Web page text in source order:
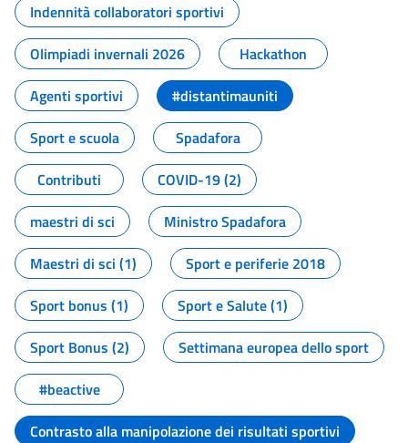
Indennità collaboratori sportivi
Olimpiadi invernali 2026
Hackathon
Agenti sportivi
#distantimauniti
Sport e scuola
Spadafora
Contributi
COVID-19 (2)
maestri di sci
Ministro Spadafora
Maestri di sci (1)
Sport e periferie 2018
Sport bonus (1)
Sport e Salute (1)
Sport Bonus (2)
Settimana europea dello sport
#beactive
Contrasto alla manipolazione dei risultati sportivi